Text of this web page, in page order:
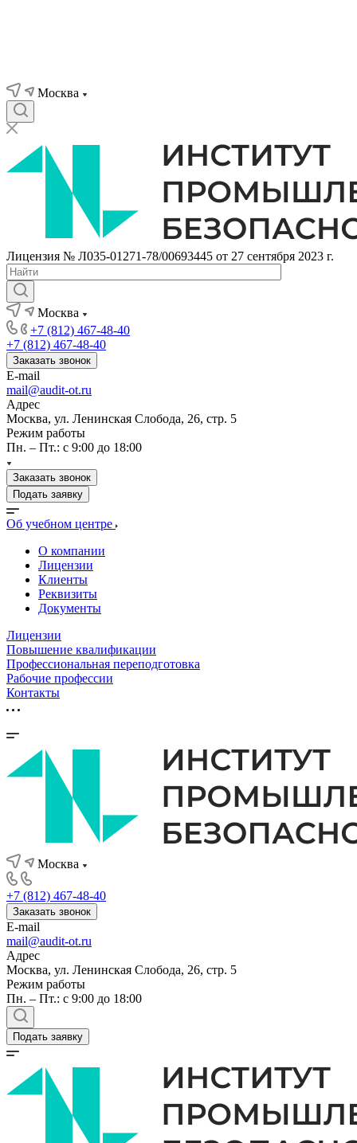
Москва
Лицензия № Л035-01271-78/00693445 от 27 сентября 2023 г.
Москва
+7 (812) 467-48-40
+7 (812) 467-48-40
Заказать звонок
E-mail
mail@audit-ot.ru
Адрес
Москва, ул. Ленинская Слобода, 26, стр. 5
Режим работы
Пн. – Пт.: с 9:00 до 18:00
Заказать звонок
Подать заявку
Об учебном центре
О компании
Лицензии
Клиенты
Реквизиты
Документы
Лицензии
Повышение квалификации
Профессиональная переподготовка
Рабочие профессии
Контакты
Москва
+7 (812) 467-48-40
Заказать звонок
E-mail
mail@audit-ot.ru
Адрес
Москва, ул. Ленинская Слобода, 26, стр. 5
Режим работы
Пн. – Пт.: с 9:00 до 18:00
Подать заявку